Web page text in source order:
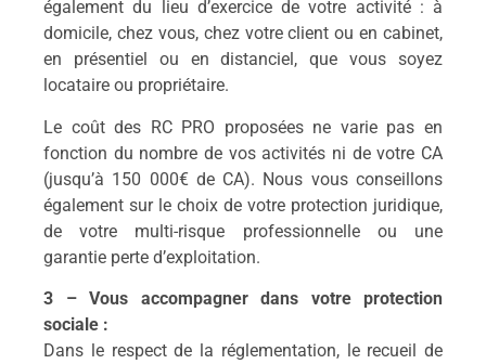
également du lieu d’exercice de votre activité : à
domicile, chez vous, chez votre client ou en cabinet,
en présentiel ou en distanciel, que vous soyez
locataire ou propriétaire.
Le coût des RC PRO proposées ne varie pas en
fonction du nombre de vos activités ni de votre CA
(jusqu’à 150 000€ de CA). Nous vous conseillons
également sur le choix de votre protection juridique,
de votre multi-risque professionnelle ou une
garantie perte d’exploitation.
3 – Vous accompagner dans votre protection
sociale :
Dans le respect de la réglementation, le recueil de